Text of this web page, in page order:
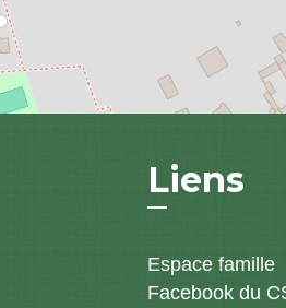
Liens
Espace famille
Facebook du